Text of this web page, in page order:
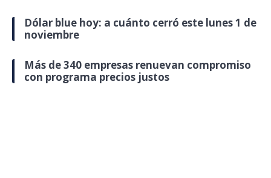
Dólar blue hoy: a cuánto cerró este lunes 1 de
noviembre
Más de 340 empresas renuevan compromiso
con programa precios justos